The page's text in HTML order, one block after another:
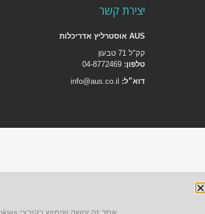
יצירת קשר
AUS אוסטרליץ אדריכלות
קק"ל 71 טבעון
טלפון:
דוא״ל: info@aus.co.il